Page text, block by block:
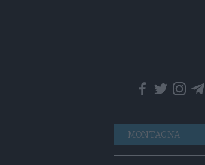
Navigazione
principale
MONTAGNA